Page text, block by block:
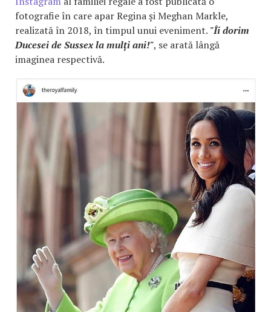
fotografie în care apar Regina și Meghan Markle,
realizată în 2018, în timpul unui eveniment. "Îi dorim
Ducesei de Sussex la mulți ani!", se arată lângă
imaginea respectivă.